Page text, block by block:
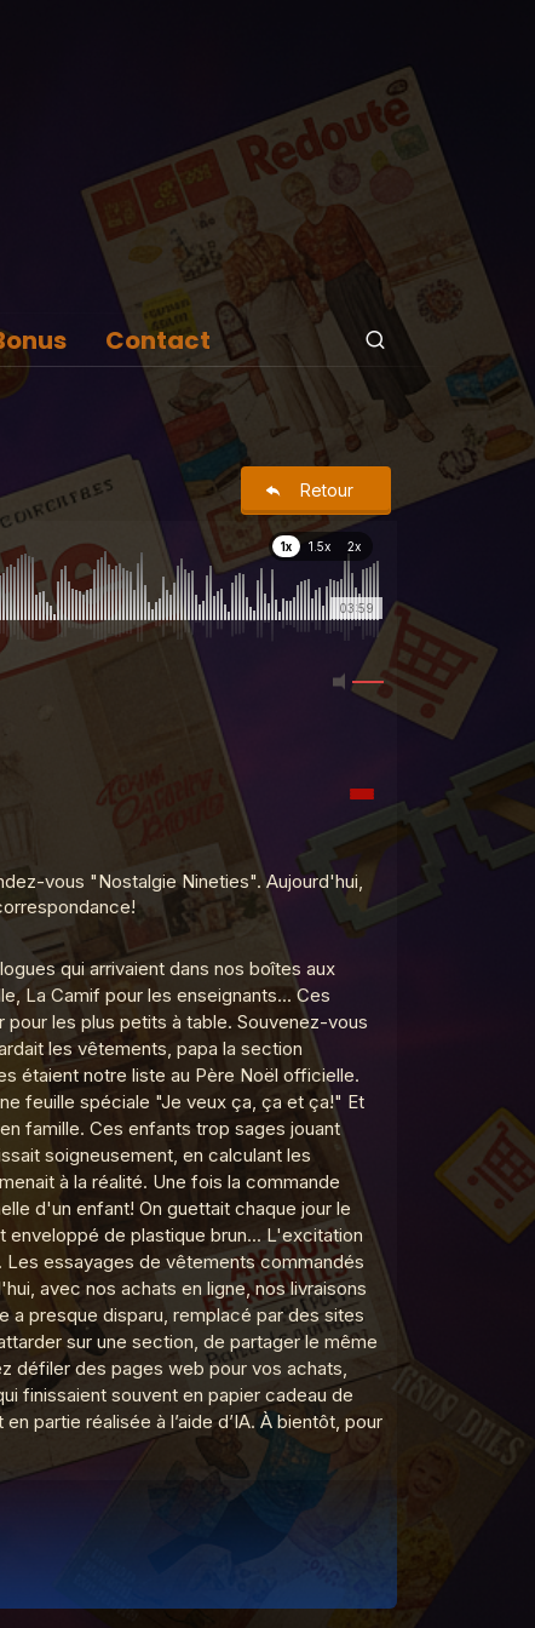
Contact
Retour
03:59
1x 1.5x 2x
vous "Nostalgie Nineties". Aujourd'hui,
qui arrivaient dans nos boîtes aux
La Camif pour les enseignants... Ces
les plus petits à table. Souvenez-vous
les vêtements, papa la section
étaient notre liste au Père Noël officielle.
feuille spéciale "Je veux ça, ça et ça!" Et
famille. Ces enfants trop sages jouant
soigneusement, en calculant les
à la réalité. Une fois la commande
d'un enfant! On guettait chaque jour le
de plastique brun... L'excitation
essayages de vêtements commandés
avec nos achats en ligne, nos livraisons
presque disparu, remplacé par des sites
sur une section, de partager le même
défiler des pages web pour vos achats,
finissaient souvent en papier cadeau de
partie réalisée à l’aide d’IA. À bientôt, pour